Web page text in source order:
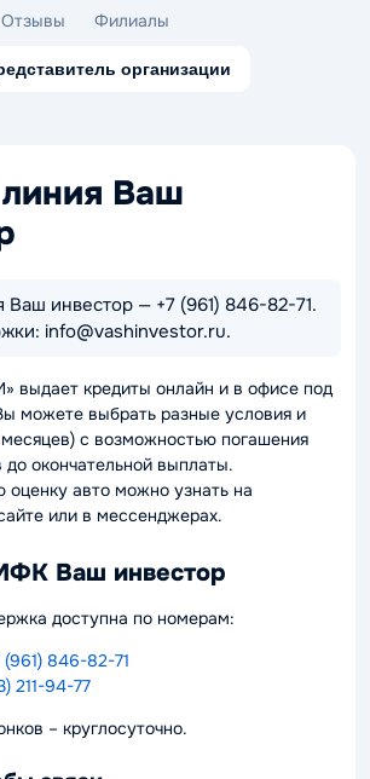
Отзывы Филиалы
организации
Ваш
Ваш инвестор — +7 (961) 846-82-71.
info@vashinvestor.ru.
кредиты онлайн и в офисе под
можете выбрать разные условия и
с возможностью погашения
до окончательной выплаты.
оценку авто можно узнать на
или в мессенджерах.
Ваш инвестор
доступна по номерам:
(961) 846-82-71
211-94-77
– круглосуточно.